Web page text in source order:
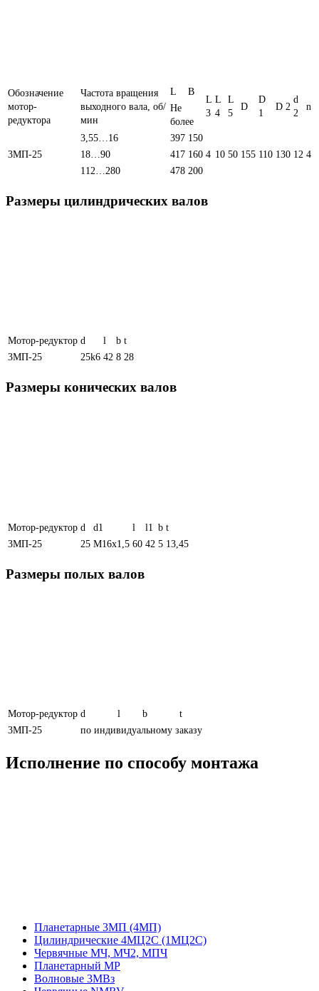
Обозначение
мотор-
редуктора
Частота вращения
выходного вала, об/
мин
L B
L
3
L
4
L
5
D
D
1
D 2
d
2
n
Не
более
3МП-25
3,55…16 397 150
4 10 50 155 110 130 12 4
18…90 417 160
112…280
478 200
Размеры цилиндрических валов
Мотор-редуктор d l b t
3МП-25
25k6 42 8 28
Размеры конических валов
Мотор-редуктор d d1 l l1 b t
3МП-25
25 М16х1,5 60 42 5 13,45
Размеры полых валов
Мотор-редуктор d l b
t
3МП-25
по индивидуальному заказу
Исполнение по способу монтажа
Планетарные 3МП (4МП)
Цилиндрические 4МЦ2С (1МЦ2С)
Червячные МЧ, МЧ2, МПЧ
Планетарный МР
Волновые 3МВз